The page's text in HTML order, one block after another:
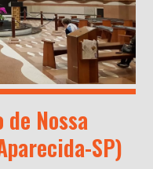
Nossa
SP)